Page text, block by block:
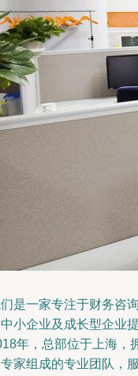
是一家专注于财务咨
小企业及成长型企业
年，总部位于上海，
家组成的专业团队，